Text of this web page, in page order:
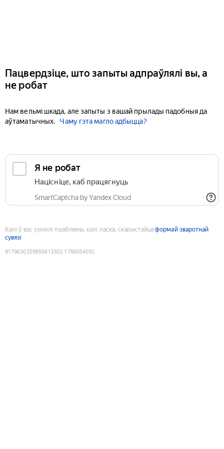
Пацвердзіце, што запыты адпраўлялі вы, а
не робат
Нам вельмі шкада, але запыты з вашай прылады падобныя да
аўтаматычных.
Чаму гэта магло адбыцца?
Я не робат
Націсніце, каб працягнуць
SmartCaptcha by Yandex Cloud
Калі ў вас узніклі праблемы, калі ласка, скарыстайцеформай зваротнай
сувязі
9179630259855613302:1786054592